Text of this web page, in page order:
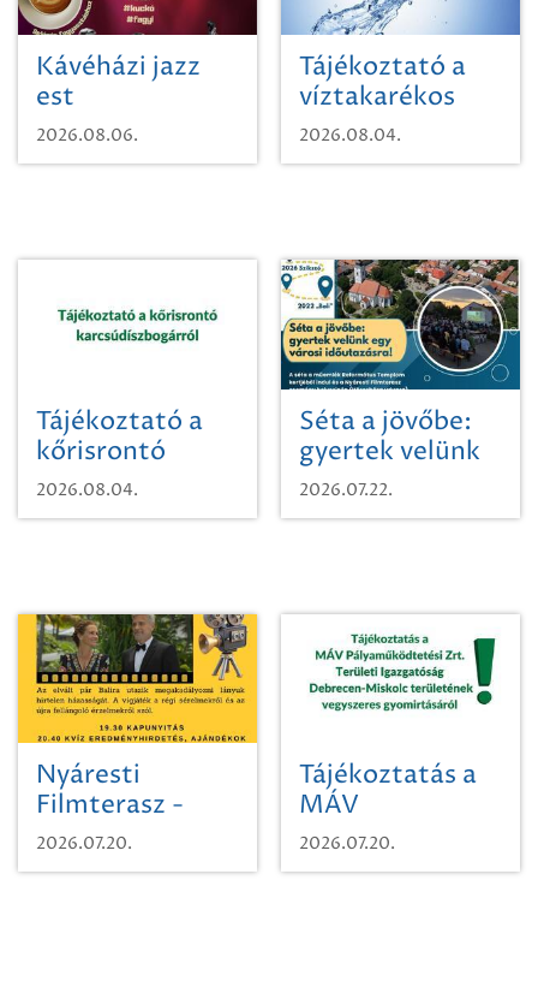
Kávéházi jazz
est
2026.08.06.
Tájékoztató a
víztakarékos
vízhasználatról
2026.08.04.
Tájékoztató a
kőrisrontó
karcsúdíszbogárról
2026.08.04.
Séta a jövőbe:
gyertek velünk
egy városi
időutazásra!
2026.07.22.
Nyáresti
Filmterasz -
Beugró a
Paradicsomba
2026.07.20.
Tájékoztatás a
MÁV
Pályaműködtetési
Zrt. Területi
2026.07.20.